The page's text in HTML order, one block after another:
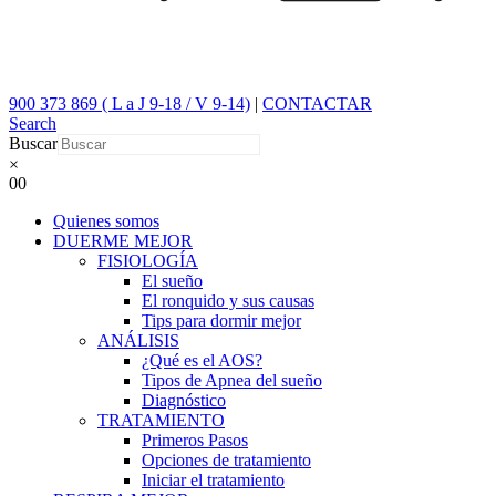
900 373 869 ( L a J 9-18 / V 9-14) | CONTACTAR
Search
Buscar
×
00
Quienes somos
DUERME MEJOR
FISIOLOGÍA
El sueño
El ronquido y sus causas
Tips para dormir mejor
ANÁLISIS
¿Qué es el AOS?
Tipos de Apnea del sueño
Diagnóstico
TRATAMIENTO
Primeros Pasos
Opciones de tratamiento
Iniciar el tratamiento